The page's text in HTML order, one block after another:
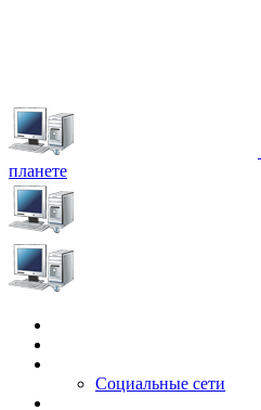
планете
Социальные сети